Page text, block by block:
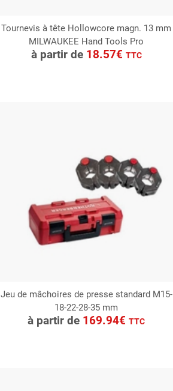
Tournevis à tête Hollowcore magn. 13 mm
MILWAUKEE Hand Tools Pro
à partir de 18.57€ TTC
CONSULTER
Demande de devis
Jeu de mâchoires de presse standard M15-
18-22-28-35 mm
à partir de 169.94€TTC
CONSULTER
Demande de devis